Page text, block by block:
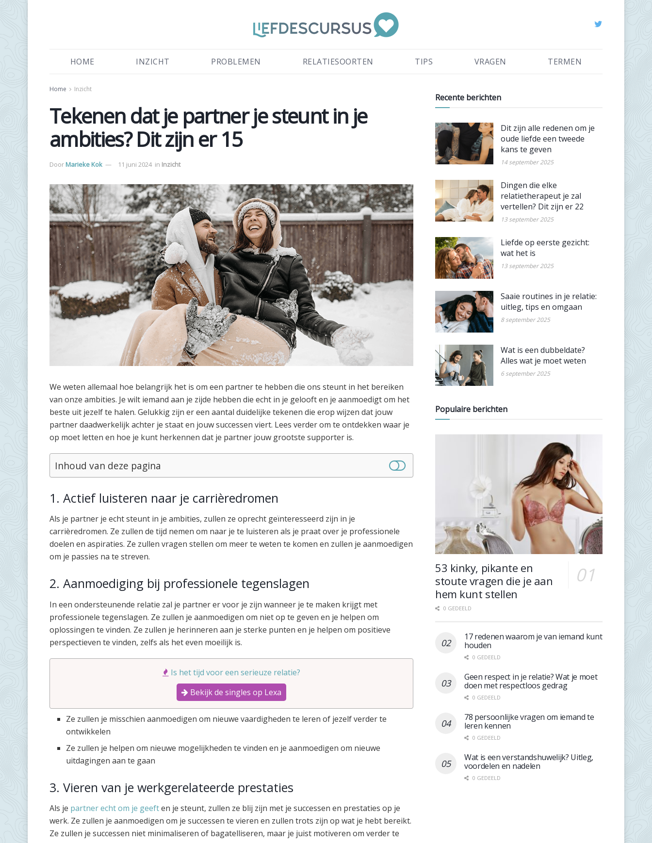
HOME INZICHT PROBLEMEN RELATIESOORTEN TIPS VRAGEN TERMEN
Home Inzicht
Tekenen dat je partner je steunt in je
ambities? Dit zijn er 15
DoorMarieke Kok 11 juni 2024 in Inzicht
We weten allemaal hoe belangrijk het is om een partner te hebben die ons steunt in het bereiken
van onze ambities. Je wilt iemand aan je zijde hebben die echt in je gelooft en je aanmoedigt om het
beste uit jezelf te halen. Gelukkig zijn er een aantal duidelijke tekenen die erop wijzen dat jouw
partner daadwerkelijk achter je staat en jouw successen viert. Lees verder om te ontdekken waar je
op moet letten en hoe je kunt herkennen dat je partner jouw grootste supporter is.
Inhoud van deze pagina
1. Actief luisteren naar je carrièredromen
Als je partner je echt steunt in je ambities, zullen ze oprecht geïnteresseerd zijn in je
carrièredromen. Ze zullen de tijd nemen om naar je te luisteren als je praat over je professionele
doelen en aspiraties. Ze zullen vragen stellen om meer te weten te komen en zullen je aanmoedigen
om je passies na te streven.
2. Aanmoediging bij professionele tegenslagen
In een ondersteunende relatie zal je partner er voor je zijn wanneer je te maken krijgt met
professionele tegenslagen. Ze zullen je aanmoedigen om niet op te geven en je helpen om
oplossingen te vinden. Ze zullen je herinneren aan je sterke punten en je helpen om positieve
perspectieven te vinden, zelfs als het even moeilijk is.
Is het tijd voor een serieuze relatie?
Bekijk de singles op Lexa
Ze zullen je misschien aanmoedigen om nieuwe vaardigheden te leren of jezelf verder te
ontwikkelen
Ze zullen je helpen om nieuwe mogelijkheden te vinden en je aanmoedigen om nieuwe
uitdagingen aan te gaan
3. Vieren van je werkgerelateerde prestaties
Als je partner echt om je geeften je steunt, zullen ze blij zijn met je successen en prestaties op je
werk. Ze zullen je aanmoedigen om je successen te vieren en zullen trots zijn op wat je hebt bereikt.
Ze zullen je successen niet minimaliseren of bagatelliseren, maar je juist motiveren om verder te
Recente berichten
Dit zijn alle redenen om je
oude liefde een tweede
kans te geven
14 september 2025
Dingen die elke
relatietherapeut je zal
vertellen? Dit zijn er 22
13 september 2025
Liefde op eerste gezicht:
wat het is
13 september 2025
Saaie routines in je relatie:
uitleg, tips en omgaan
8 september 2025
Wat is een dubbeldate?
Alles wat je moet weten
6 september 2025
Populaire berichten
53 kinky, pikante en
stoute vragen die je aan
hem kunt stellen
0 GEDEELD
17 redenen waarom je van iemand kunt
houden
0 GEDEELD
Geen respect in je relatie? Wat je moet
doen met respectloos gedrag
0 GEDEELD
78 persoonlijke vragen om iemand te
leren kennen
0 GEDEELD
Wat is een verstandshuwelijk? Uitleg,
voordelen en nadelen
0 GEDEELD